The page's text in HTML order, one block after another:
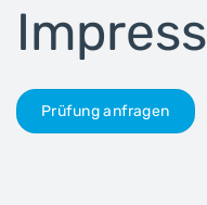
Prüfung anfragen